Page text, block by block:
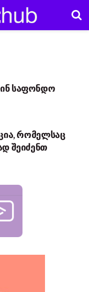
საფონდო
რომელსაც
შეიძენთ